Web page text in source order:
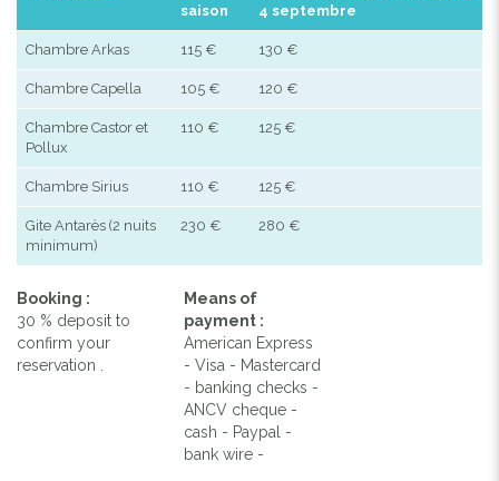
saison
4 septembre
Chambre Arkas 115 € 130 €
Chambre Capella 105 € 120 €
Chambre Castor et
Pollux
110 € 125 €
Chambre Sirius 110 € 125 €
Gite Antarès (2 nuits
minimum)
230 € 280 €
Booking :
30 % deposit to
confirm your
reservation .
Means of
payment :
American Express
- Visa - Mastercard
- banking checks -
ANCV cheque -
cash - Paypal -
bank wire -